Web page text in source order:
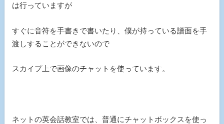
は行っていますが
すぐに音符を手書きで書いたり、僕が持っている譜面を手
渡しすることができないので
スカイプ上で画像のチャットを使っています。
ネットの英会話教室では、普通にチャットボックスを使っ